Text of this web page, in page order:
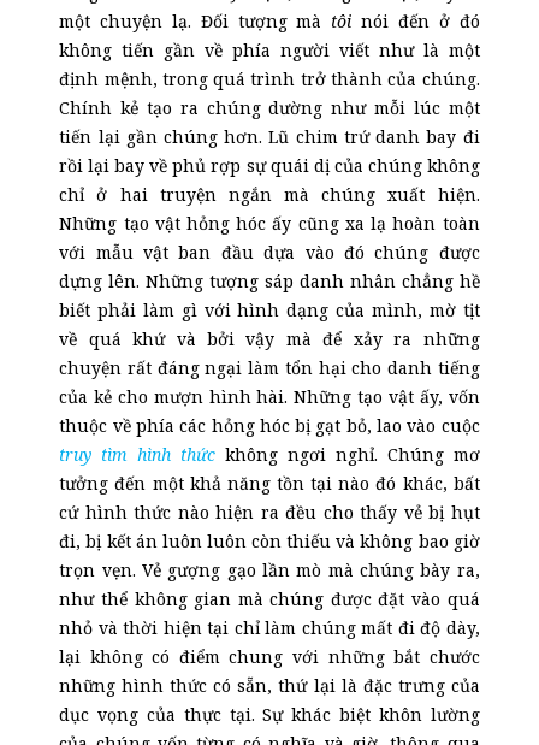
một chuyện lạ. Đối tượng mà tôi nói đến ở đó
không tiến gần về phía người viết như là một
định mệnh, trong quá trình trở thành của chúng.
Chính kẻ tạo ra chúng dường như mỗi lúc một
tiến lại gần chúng hơn. Lũ chim trứ danh bay đi
rồi lại bay về phủ rợp sự quái dị của chúng không
chỉ ở hai truyện ngắn mà chúng xuất hiện.
Những tạo vật hỏng hóc ấy cũng xa lạ hoàn toàn
với mẫu vật ban đầu dựa vào đó chúng được
dựng lên. Những tượng sáp danh nhân chẳng hề
biết phải làm gì với hình dạng của mình, mờ tịt
về quá khứ và bởi vậy mà để xảy ra những
chuyện rất đáng ngại làm tổn hại cho danh tiếng
của kẻ cho mượn hình hài. Những tạo vật ấy, vốn
thuộc về phíacác hỏng hóc bị gạt bỏ, lao vào cuộc
truy tìm hình thức không ngơi nghỉ. Chúng mơ
tưởng đến một khả năng tồn tại nào đó khác, bất
cứ hình thức nào hiện ra đều cho thấy vẻ bị hụt
đi, bị kết án luôn luôncòn thiếu và không bao giờ
trọn vẹn. Vẻ gượng gạo lần mò mà chúng bày ra,
như thể không gian mà chúng được đặt vào quá
nhỏ và thời hiện tại chỉ làm chúng mất đi độ dày,
lại không có điểm chung với những bắt chước
những hình thức có sẵn, thứ lại là đặc trưng của
dục vọng của thực tại. Sự khác biệt khôn lường